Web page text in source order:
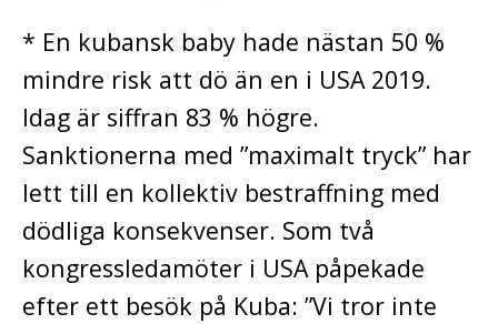
* En kubansk baby hade nästan 50 %
mindre risk att dö än en i USA 2019.
Idag är siffran 83 % högre.
Sanktionerna med ”maximalt tryck” har
lett till en kollektiv bestraffning med
dödliga konsekvenser. Som två
kongressledamöter i USA påpekade
efter ett besök på Kuba: ”Vi tror inte